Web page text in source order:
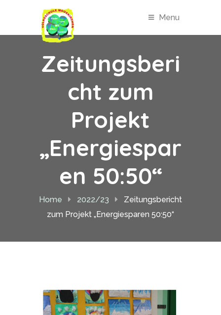
Menu
Zeitungsberi
cht zum
Projekt
„Energiespar
en 50:50“
Home 2022/23
Zeitungsbericht
zum Projekt „Energiesparen 50:50“